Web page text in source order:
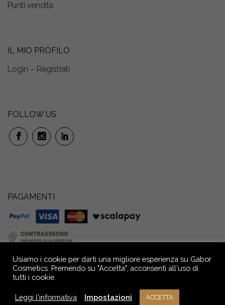
Punti vendita
IL MIO PROFILO
Login – Registrati
FOLLOW US
PAGAMENTI
Capitale Sociale € 72.000,00 i.v. Reg. Imprese GE - C.F. e P.IVA n.
02709390104 - R.E.A. n° GE - 291036
Usiamo i cookie per darti una migliore esperienza su Gabor
Cosmetics. Premendo su "Accetta", acconsenti all'uso di
tutti i cookie.
Leggi l'informativa Impostazioni ACCETTA